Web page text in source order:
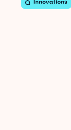
Innovations